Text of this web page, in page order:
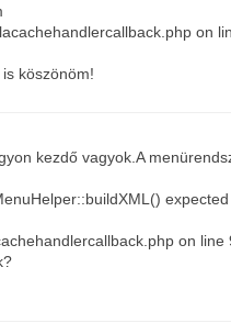
on
köszönöm!
kezdő vagyok.A
on line